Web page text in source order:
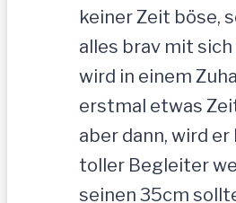
keiner Zeit böse,
alles brav mit
wird in einem
erstmal etwas
aber dann, wird
toller Begleiter
seinen 35cm